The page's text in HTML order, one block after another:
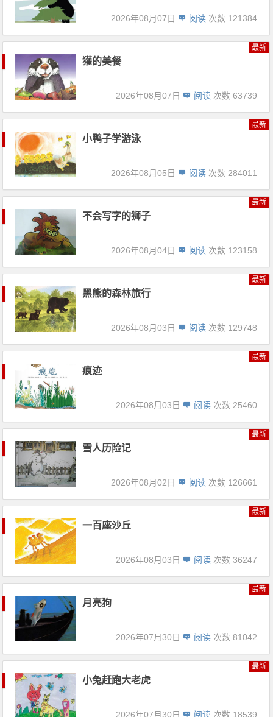
2026年08月07日 阅读 次数 121384
獾的美餐
最新
2026年08月07日 阅读 次数 63739
小鸭子学游泳
最新
2026年08月05日 阅读 次数 284011
不会写字的狮子
最新
2026年08月04日 阅读 次数 123158
黑熊的森林旅行
最新
2026年08月03日 阅读 次数 129748
痕迹
最新
2026年08月03日 阅读 次数 25460
雪人历险记
最新
2026年08月02日 阅读 次数 126661
一百座沙丘
最新
2026年08月03日 阅读 次数 36247
月亮狗
最新
2026年07月30日 阅读 次数 81042
小兔赶跑大老虎
最新
2026年07月30日 阅读 次数 18539